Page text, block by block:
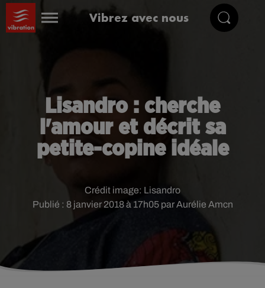
Vibrez avec nous
Lisandro : cherche
l'amour et décrit sa
petite-copine idéale
Publié : 8 janvier 2018 à 17h05 par Aurélie Amcn
Crédit image: Lisandro